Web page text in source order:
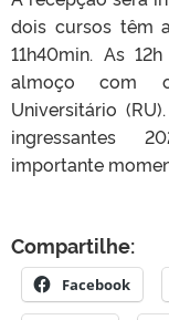
dois cursos têm
11h40min. As
almoço com
Universitário
ingressantes
importante
Compartilhe:
Facebook